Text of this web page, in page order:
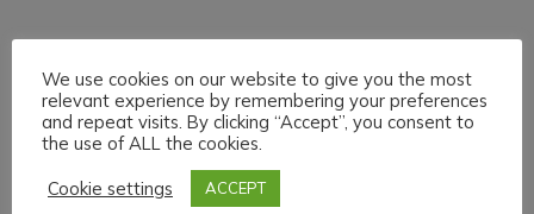
Navigazione
articoli
Articolo precedente
H.M.U.L. Domenica 7
Marzo 021 Start 18:00
We use cookies on our website to give you the most
relevant experience by remembering your preferences
and repeat visits. By clicking “Accept”, you consent to
the use of ALL the cookies.
Cookie settings
ACCEPT